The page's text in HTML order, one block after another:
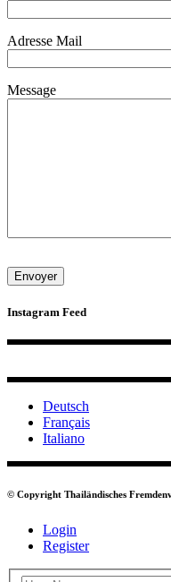
Adresse Mail
Message
Instagram Feed
Deutsch
Français
Italiano
© Copyright Thailändisches
Login
Register